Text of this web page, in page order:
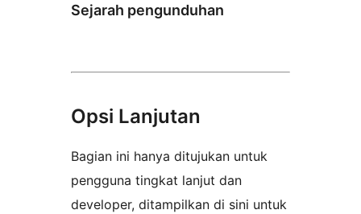
Sejarah pengunduhan
Opsi Lanjutan
Bagian ini hanya ditujukan untuk
pengguna tingkat lanjut dan
developer, ditampilkan di sini untuk